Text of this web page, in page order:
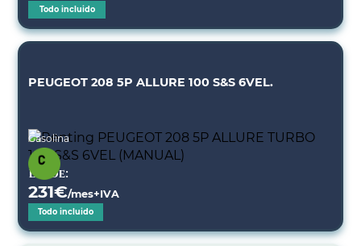
Todo incluido
PEUGEOT 208 5P ALLURE 100 S&S 6VEL.
Gasolina
Desde:
231€/mes+IVA
Todo incluido